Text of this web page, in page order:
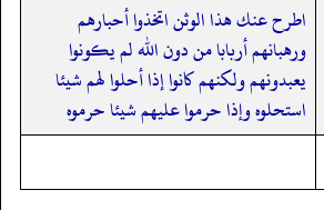
اطرح عنك هذا الوثن اتخذوا أحبارهم
ورهبانهم أربابا من دون الله لم يكونوا
يعبدونهم ولكنهم كانوا إذا أحلوا لهم شيئا
استحلوه وإذا حرموا عليهم شيئا حرموه